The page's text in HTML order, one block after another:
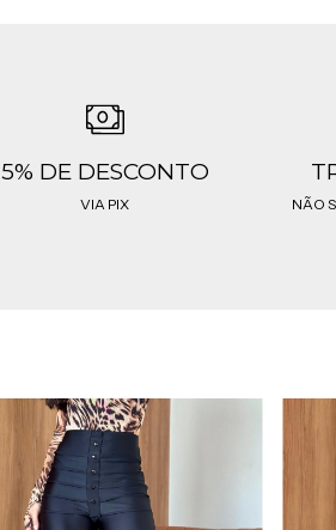
5% DE DESCONTO
VIA PIX
NÃO